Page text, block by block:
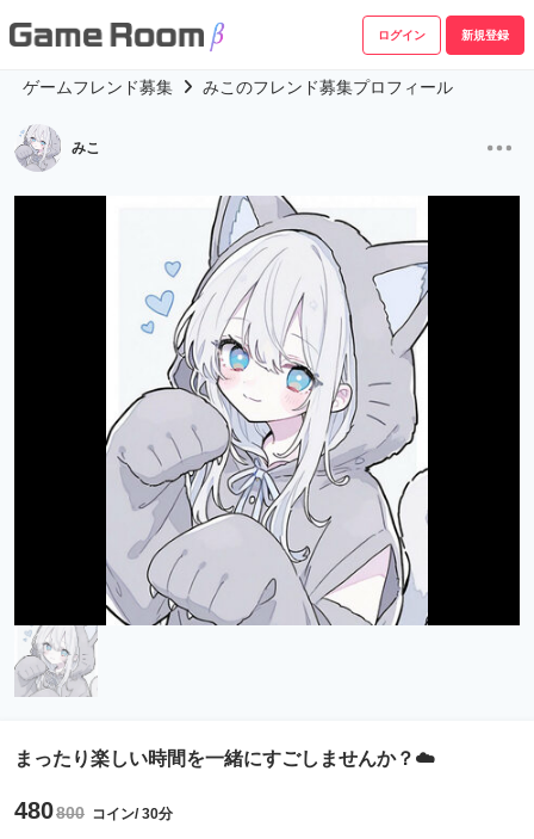
ログイン 新規登録
ゲームフレンド募集 みこのフレンド募集プロフィール
みこ
まったり楽しい時間を一緒にすごしませんか？☁️
480800 コイン/ 30分